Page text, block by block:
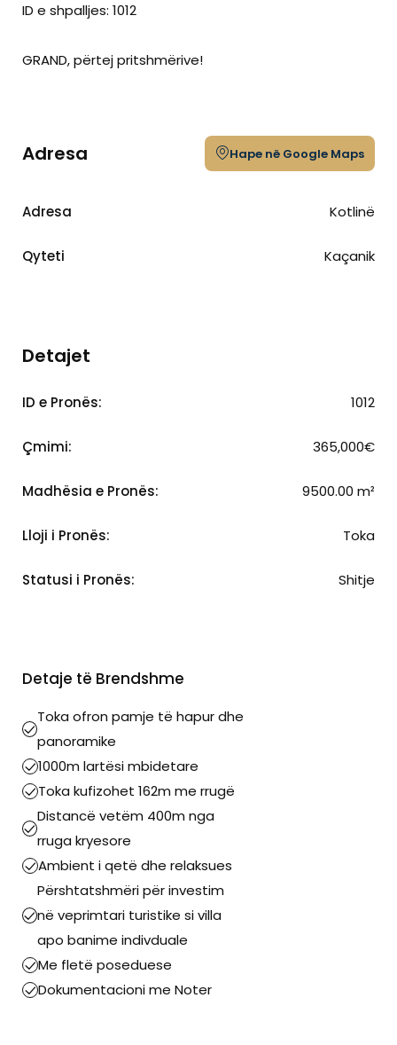
ID e shpalljes: 1012
GRAND, përtej pritshmërive!
Adresa Hape në Google Maps
Adresa Kotlinë
Qyteti Kaçanik
Detajet
ID e Pronës: 1012
Çmimi: 365,000€
Madhësia e Pronës: 9500.00 m²
Lloji i Pronës: Toka
Statusi i Pronës: Shitje
Detaje të Brendshme
Toka ofron pamje të hapur dhe
panoramike
1000m lartësi mbidetare
Toka kufizohet 162m me rrugë
Distancë vetëm 400m nga
rruga kryesore
Ambient i qetë dhe relaksues
Përshtatshmëri për investim
në veprimtari turistike si villa
apo banime indivduale
Me fletë poseduese
Dokumentacioni me Noter